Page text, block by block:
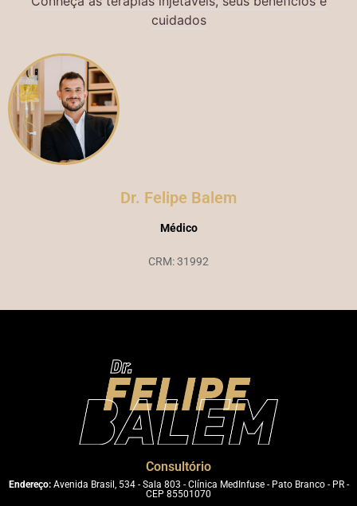
cuidados
Dr. Felipe Balem
Médico
CRM: 31992
Consultório
Endereço:Avenida Brasil, 534 - Sala 803 - Clínica MedInfuse - Pato Branco - PR -
CEP 85501070